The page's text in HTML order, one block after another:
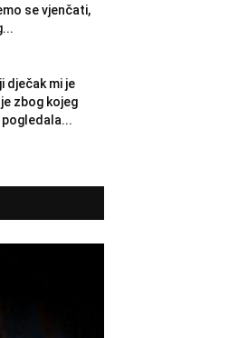
se vjenčati,
dječak mi je
zbog kojeg